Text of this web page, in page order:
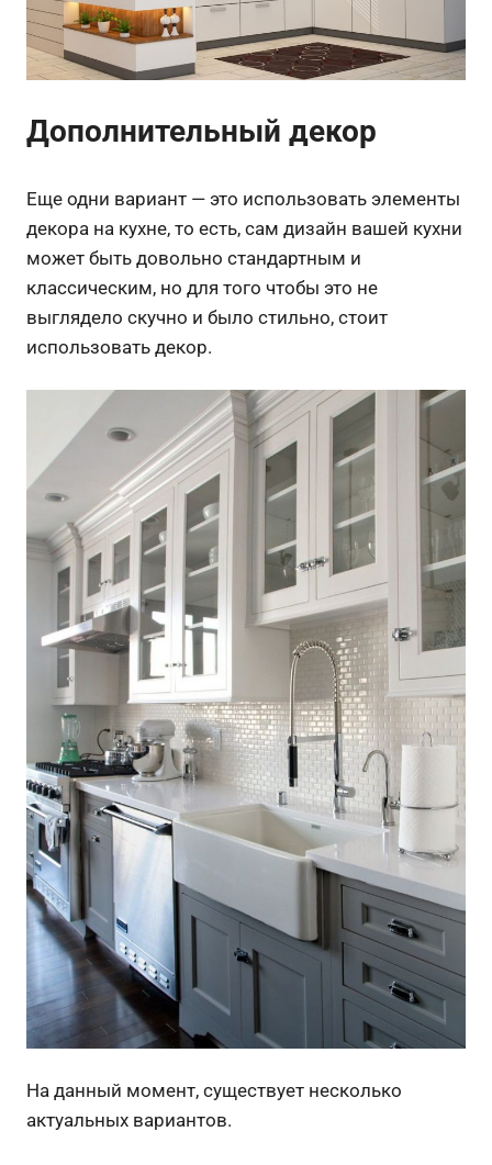
Дополнительный декор
Еще одни вариант — это использовать элементы
декора на кухне, то есть, сам дизайн вашей кухни
может быть довольно стандартным и
классическим, но для того чтобы это не
выглядело скучно и было стильно, стоит
использовать декор.
На данный момент, существует несколько
актуальных вариантов.